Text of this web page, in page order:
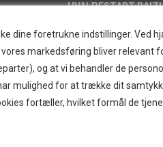
dine foretrukne indstillinger. Ved
markedsføring bliver relevant
og at vi behandler de
mulighed for at trække dit
fortæller, hvilket formål de
HVALPESTART
GRAU
STARMARK
VARIOCAGE-